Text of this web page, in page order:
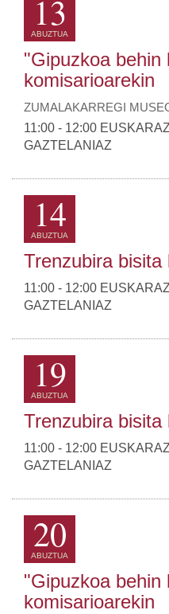
13
ABUZTUA
"Gipuzkoa behin
komisarioarekin
ZUMALAKARREGI
11:00 - 12:00
GAZTELANIAZ
14
ABUZTUA
Trenzubira bisita
11:00 - 12:00
GAZTELANIAZ
19
ABUZTUA
Trenzubira bisita
11:00 - 12:00
GAZTELANIAZ
20
ABUZTUA
"Gipuzkoa behin
komisarioarekin